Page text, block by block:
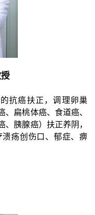
抗癌扶正，调理卵巢
、 扁桃体癌、 食道癌、
、胰腺癌）扶正养阴，
溃疡创伤口、郁症、痹